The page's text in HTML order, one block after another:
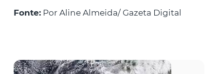
Fonte: Por Aline Almeida/ Gazeta Digital